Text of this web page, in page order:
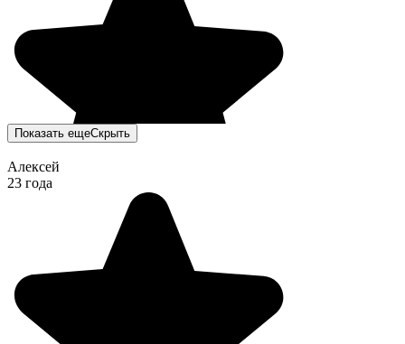
Показать ещеСкрыть
Алексей
23 года